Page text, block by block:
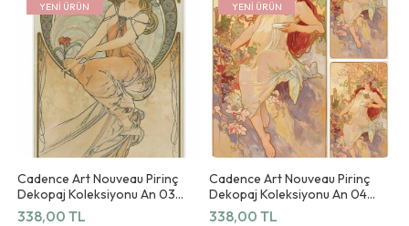
Cadence Art Nouveau Pirinç
Dekopaj Koleksiyonu An 03
90x125cm
338,00 TL
YENI ÜRÜN
Cadence Art Nouveau Pirinç
Dekopaj Koleksiyonu An 04
90x125cm
338,00 TL
YENI ÜRÜN